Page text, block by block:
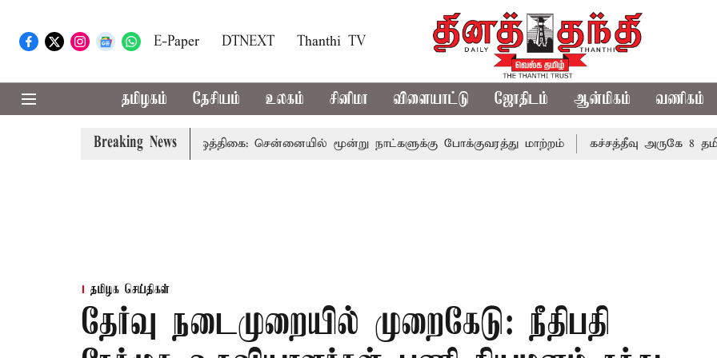
E-Paper DTNEXT Thanthi TV
தமிழகம் தேசியம் உலகம் சினிமா விளையாட்டு ஜோதிடம் ஆன்மிகம் வணிகம்
Breaking News
சுதந்திர தின விழா ஒத்திகை: சென்னையில் மூன்று நாட்களுக்கு போக்குவரத்து மாற்றம் கச்சத்தீவு அருகே 8 தமிழக
தமிழக செய்திகள்
தேர்வு நடைமுறையில் முறைகேடு: நீதிபதி